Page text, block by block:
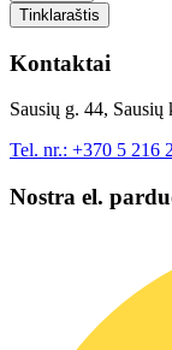
Tinklaraštis
Kontaktai
Sausių g. 44,
Tel. nr.: +370 5 216
Nostra el.